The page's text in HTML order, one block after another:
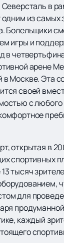
в
одним из
Болельщики
игры и
в
арене
в Москве. Эта
своей
с любого
открытая в
спортивных
тысяч
для
каждый